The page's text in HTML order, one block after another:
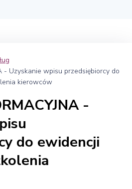
- Uzyskanie wpisu przedsiębiorcy do
kierowców
-
do ewidencji